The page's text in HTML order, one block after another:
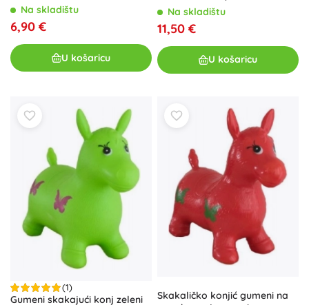
Na skladištu
6,90 €
U košaricu
Na skladištu
11,50 €
U košaricu
(1)
Gumeni skakajući konj zeleni
Skakaličko konjić gumeni na